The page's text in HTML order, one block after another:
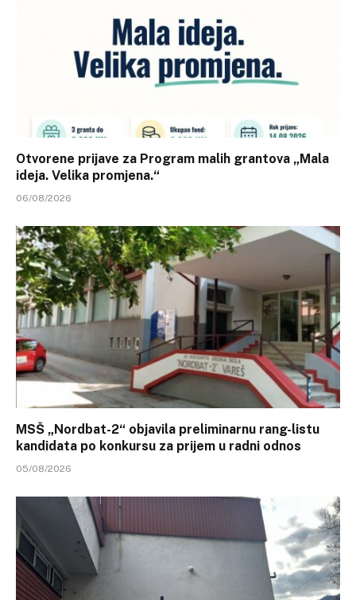
Otvorene prijave za Program malih grantova „Mala
ideja. Velika promjena.“
06/08/2026
MSŠ „Nordbat-2“ objavila preliminarnu rang-listu
kandidata po konkursu za prijem u radni odnos
05/08/2026